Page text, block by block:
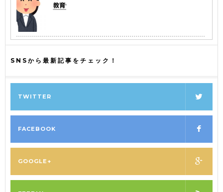
SNSから最新記事をチェック！
TWITTER
FACEBOOK
GOOGLE+